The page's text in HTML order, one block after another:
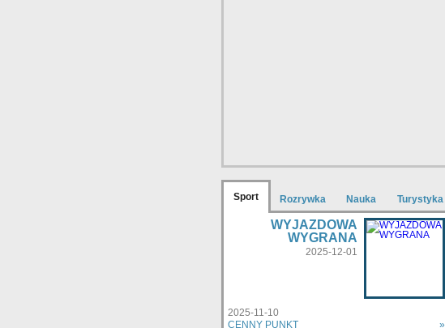
Sport Rozrywka Nauka Turystyka
WYJAZDOWA
WYGRANA
2025-12-01
2025-11-10
CENNY PUNKT
»